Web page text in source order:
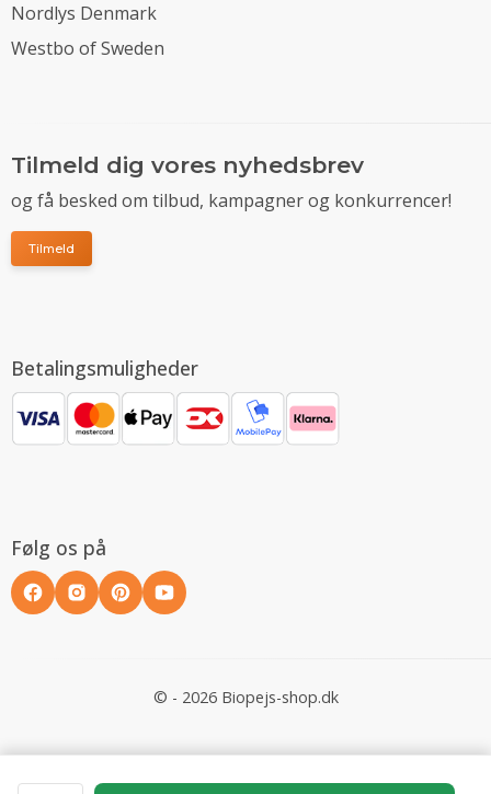
Nordlys Denmark
Westbo of Sweden
Tilmeld dig vores nyhedsbrev
og få besked om tilbud, kampagner og konkurrencer!
Tilmeld
Betalingsmuligheder
Følg os på
© - 2026 Biopejs-shop.dk